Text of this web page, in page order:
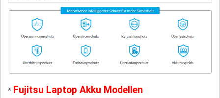
* Fujitsu Laptop Akku Modellen